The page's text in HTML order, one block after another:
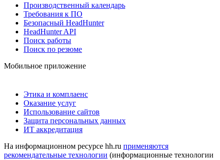
Производственный календарь
Требования к ПО
Безопасный HeadHunter
HeadHunter API
Поиск работы
Поиск по резюме
Мобильное приложение
Этика и комплаенс
Оказание услуг
Использование сайтов
Защита персональных данных
ИТ аккредитация
На информационном ресурсе hh.ru применяются
рекомендательные технологии (информационные технологии